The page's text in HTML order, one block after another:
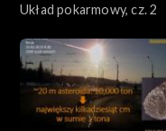
Układ pokarmowy, cz. 2